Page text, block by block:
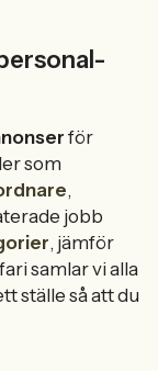
för
som
,
jobb
, jämför
samlar vi alla
ställe så att du